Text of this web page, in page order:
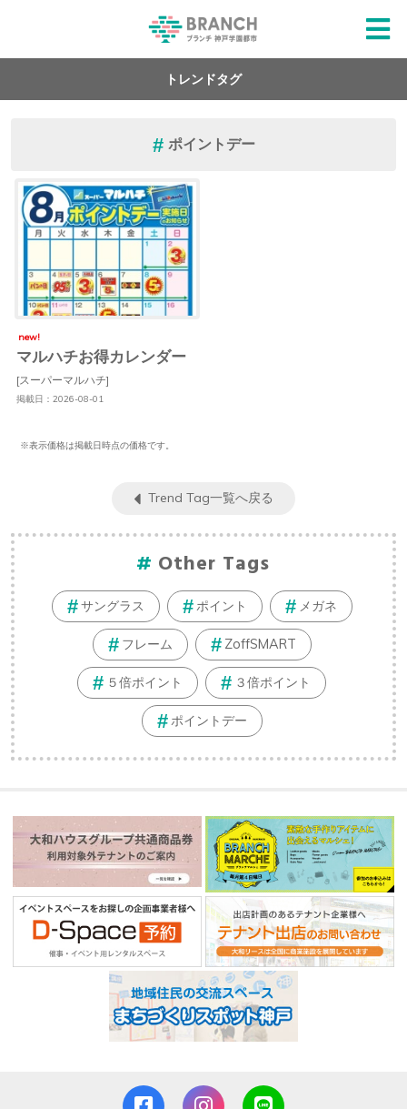
トレンドタグ
ポイントデー
new!
マルハチお得カレンダー
[スーパーマルハチ]
掲載日：2026-08-01
※表示価格は掲載日時点の価格です。
Trend Tag一覧へ戻る
Other Tags
サングラス ポイント メガネ
フレーム ZoffSMART
５倍ポイント ３倍ポイント
ポイントデー